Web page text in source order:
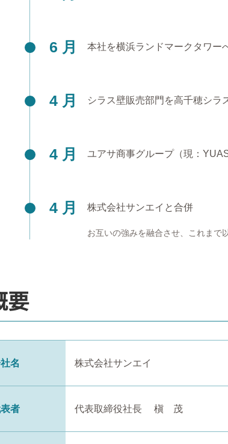
6 月 本社を横浜ランドマークタワー
4 月 シラス壁販売部門を高千穂シラ
4 月 ユアサ商事グループ（現：
4 月 株式会社サンエイと合併
お互いの強みを融合させ、これまで
要
名 株式会社サンエイ
者 代表取締役社長 槇 茂